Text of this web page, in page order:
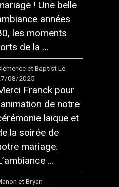
! Une belle
années
les moments
de la ...
et Baptist Le
08/2025
Franck pour
de notre
laïque et
la soirée de
mariage.
...
et Bryan -